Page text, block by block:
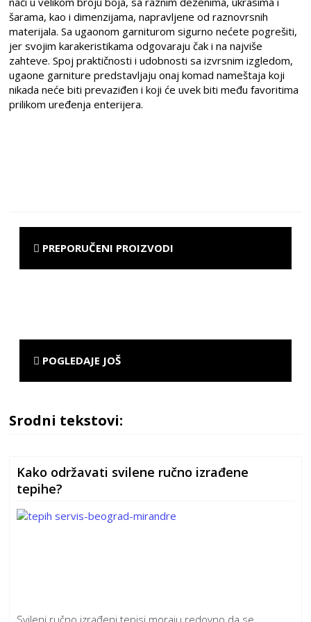
šarama, kao i dimenzijama, napravljene od raznovrsnih
materijala. Sa ugaonom garniturom sigurno nećete pogrešiti,
jer svojim karakeristikama odgovaraju čak i na najviše
zahteve. Spoj praktičnosti i udobnosti sa izvrsnim izgledom,
ugaone garniture predstavljaju onaj komad nameštaja koji
nikada neće biti prevaziđen i koji će uvek biti među favoritima
prilikom uređenja enterijera.
PREPORUČENI PROIZVODI
POGLEDAJE JOŠ
Srodni tekstovi:
Kako održavati svilene ručno izrađene
tepihe?
Svileni ručno izrađeni tepisi moraju redovno da se